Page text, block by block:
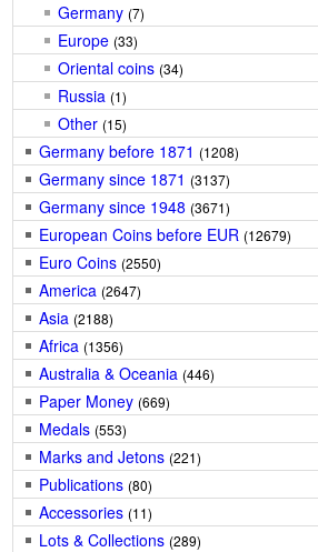
Germany (7)
Europe (33)
Oriental coins (34)
Russia (1)
Other (15)
Germany before 1871 (1208)
Germany since 1871 (3137)
Germany since 1948 (3671)
European Coins before EUR (12679)
Euro Coins (2550)
America (2647)
Asia (2188)
Africa (1356)
Australia & Oceania (446)
Paper Money (669)
Medals (553)
Marks and Jetons (221)
Publications (80)
Accessories (11)
Lots & Collections (289)